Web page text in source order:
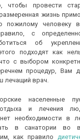
чтобы провести
жизнь
человеку в
с
об
подходят как
с выбором
процедур, Вам
лечащий врач.
населенные
и лечения
необходимости в
в санатории во
как правило